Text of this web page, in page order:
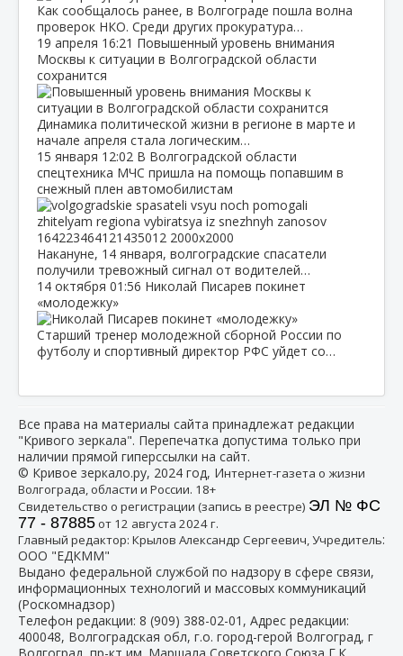
Как сообщалось ранее, в Волгограде пошла волна
проверок НКО. Среди других прокуратура…
19 апреля 16:21 Повышенный уровень внимания
Москвы к ситуации в Волгоградской области
сохранится
Динамика политической жизни в регионе в марте и
начале апреля стала логическим…
15 января 12:02 В Волгоградской области
спецтехника МЧС пришла на помощь попавшим в
снежный плен автомобилистам
Накануне, 14 января, волгоградские спасатели
получили тревожный сигнал от водителей…
14 октября 01:56 Николай Писарев покинет
«молодежку»
Старший тренер молодежной сборной России по
футболу и спортивный директор РФС уйдет со…
Все права на материалы сайта принадлежат редакции
"Кривого зеркала". Перепечатка допустима только при
наличии прямой гиперссылки на сайт.
© Кривое зеркало.ру, 2024 год, Интернет-газета о жизни
Волгограда, области и России. 18+
Свидетельство о регистрации (запись в реестре) ЭЛ № ФС
77 - 87885от 12 августа 2024 г.
Главный редактор: Крылов Александр Сергеевич, Учредитель:
ООО "ЕДКММ"
Выдано федеральной службой по надзору в сфере связи,
информационных технологий и массовых коммуникаций
(Роскомнадзор)
Телефон редакции: 8 (909) 388-02-01 , Адрес редакции:
400048, Волгоградская обл, г.о. город-герой Волгоград, г